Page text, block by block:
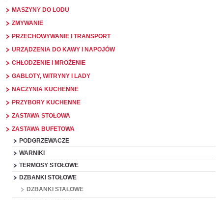
MASZYNY DO LODU
ZMYWANIE
PRZECHOWYWANIE I TRANSPORT
URZĄDZENIA DO KAWY I NAPOJÓW
CHŁODZENIE I MROŻENIE
GABLOTY, WITRYNY I LADY
NACZYNIA KUCHENNE
PRZYBORY KUCHENNE
ZASTAWA STOŁOWA
ZASTAWA BUFETOWA
PODGRZEWACZE
WARNIKI
TERMOSY STOŁOWE
DZBANKI STOŁOWE
DZBANKI STALOWE